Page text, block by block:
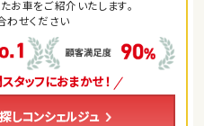
お車をご紹介いたします。
わせください
タッフにおまかせ！
しコンシェルジュ